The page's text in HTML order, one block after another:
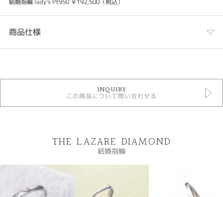
商品仕様
ラザールダイヤモンド 結婚指輪
結婚指輪 ＞ 結婚指輪シンプル
人気ブランド結婚指輪
結婚指輪 シンプル
INQUIRY
この商品について問い合わせる
THE LAZARE DIAMOND
結婚指輪